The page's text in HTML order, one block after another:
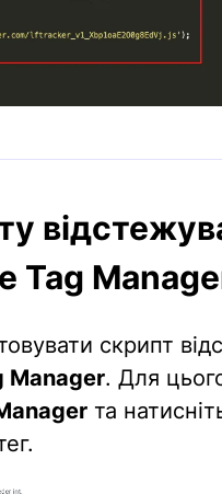
Tag
скрипт
Manager. Для
та